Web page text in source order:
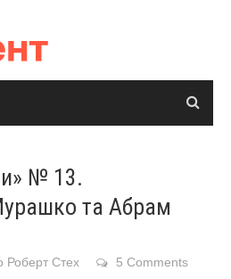
№ 13.
та Абрам
Роберт Стех
5 Comments